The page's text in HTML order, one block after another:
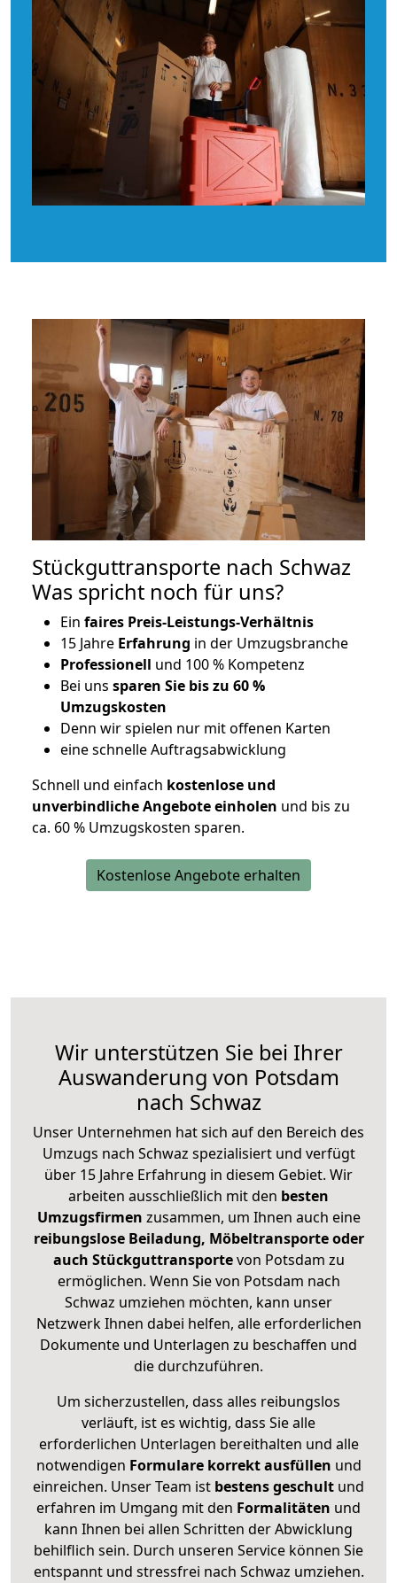
Stückguttransporte nach Schwaz
Was spricht noch für uns?
Ein faires Preis-Leistungs-Verhältnis
15 Jahre Erfahrung in der Umzugsbranche
Professionell und 100 % Kompetenz
Bei uns sparen Sie bis zu 60 %
Umzugskosten
Denn wir spielen nur mit offenen Karten
eine schnelle Auftragsabwicklung
Schnell und einfach kostenlose und
unverbindliche Angebote einholen und bis zu
ca. 60 % Umzugskosten sparen.
Kostenlose Angebote erhalten
Wir unterstützen Sie bei Ihrer
Auswanderung von Potsdam
nach Schwaz
Unser Unternehmen hat sich auf den Bereich des
Umzugs nach Schwaz spezialisiert und verfügt
über 15 Jahre Erfahrung in diesem Gebiet. Wir
arbeiten ausschließlich mit den besten
Umzugsfirmen zusammen, um Ihnen auch eine
reibungslose Beiladung, Möbeltransporte oder
auch Stückguttransportevon Potsdam zu
ermöglichen. Wenn Sie von Potsdam nach
Schwaz umziehen möchten, kann unser
Netzwerk Ihnen dabei helfen, alle erforderlichen
Dokumente und Unterlagen zu beschaffen und
die durchzuführen.
Um sicherzustellen, dass alles reibungslos
verläuft, ist es wichtig, dass Sie alle
erforderlichen Unterlagen bereithalten und alle
notwendigen Formulare korrekt ausfüllen und
einreichen. Unser Team ist bestens geschult und
erfahren im Umgang mit den Formalitäten und
kann Ihnen bei allen Schritten der Abwicklung
behilflich sein. Durch unseren Service können Sie
entspannt und stressfrei nach Schwaz umziehen.